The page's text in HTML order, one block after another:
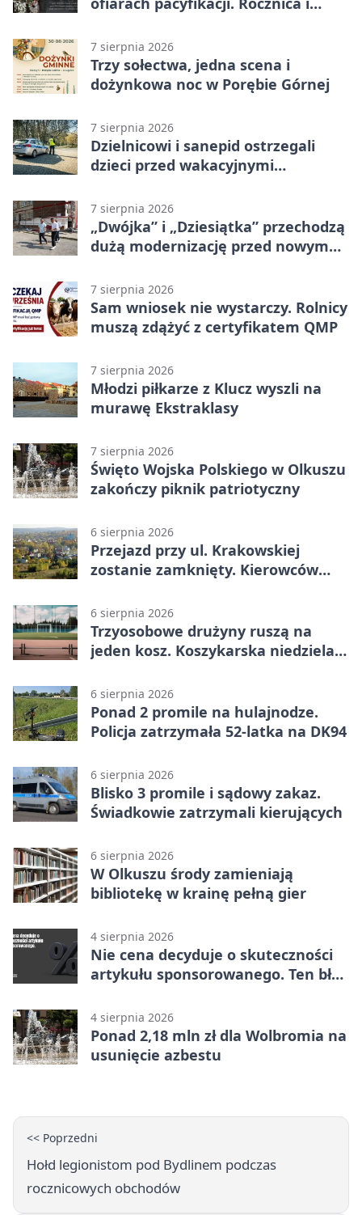
7 sierpnia 2026
Trzy sołectwa, jedna scena i
dożynkowa noc w Porębie Górnej
7 sierpnia 2026
Dzielnicowi i sanepid ostrzegali
dzieci przed wakacyjnymi
7 sierpnia 2026
„Dwójka” i „Dziesiątka” przechodzą
dużą modernizację przed nowym
7 sierpnia 2026
Sam wniosek nie wystarczy. Rolnicy
muszą zdążyć z certyfikatem QMP
7 sierpnia 2026
Młodzi piłkarze z Klucz wyszli na
murawę Ekstraklasy
7 sierpnia 2026
Święto Wojska Polskiego w Olkuszu
zakończy piknik patriotyczny
6 sierpnia 2026
Przejazd przy ul. Krakowskiej
zostanie zamknięty. Kierowców
6 sierpnia 2026
Trzyosobowe drużyny ruszą na
jeden kosz. Koszykarska niedziela
6 sierpnia 2026
Ponad 2 promile na hulajnodze.
Policja zatrzymała 52-latka na DK94
6 sierpnia 2026
Blisko 3 promile i sądowy zakaz.
Świadkowie zatrzymali kierujących
6 sierpnia 2026
W Olkuszu środy zamieniają
bibliotekę w krainę pełną gier
4 sierpnia 2026
Nie cena decyduje o skuteczności
artykułu sponsorowanego. Ten błąd
4 sierpnia 2026
Ponad 2,18 mln zł dla Wolbromia na
usunięcie azbestu
<< Poprzedni
Hołd legionistom pod Bydlinem podczas
rocznicowych obchodów